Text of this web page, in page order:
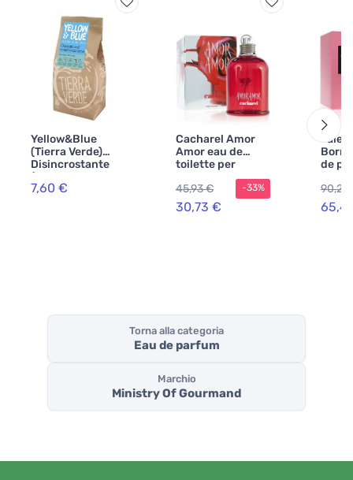
Yellow&Blue
(Tierra Verde)
Disincrostante
(sacchetto da 1
kg) - concentrato
7,60 €
Cacharel Amor
Amor eau de
toilette per
donne 50 ml
45,93 €
30,73 €
-33%
Born
de
90,22
Torna alla categoria
Eau de parfum
Marchio
Ministry Of Gourmand